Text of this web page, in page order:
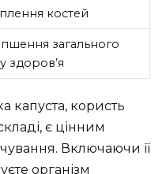
костей
загального
здоров’я
капуста, користь
є цінним
Включаючи її
організм